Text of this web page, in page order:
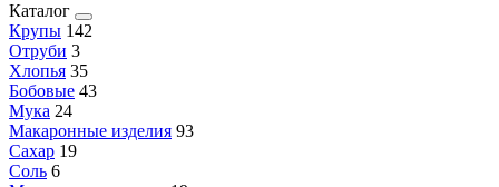
Каталог
Крупы 142
Отруби 3
Хлопья 35
Бобовые 43
Мука 24
Макаронные изделия 93
Сахар 19
Соль 6